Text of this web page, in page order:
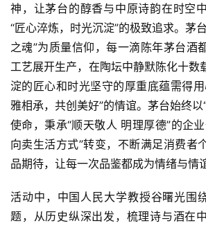
神，让茅台的醇香与中原诗韵在时空
“匠心淬炼，时光沉淀”的极致追求。茅
之魂”为质量信仰，每一滴陈年茅台酒
工艺展开生产，在陶坛中静默陈化十数
淀的匠心和时光坚守的厚重底蕴需得
雅相承，共创美好”的情谊。茅台始终以
使命，秉承“顺天敬人 明理厚德”的企
向卖生活方式”转变，不断满足消费者
品期待，让每一次品鉴都成为情绪与情
活动中，中国人民大学教授谷曙光围
题，从历史纵深出发，梳理诗与酒在